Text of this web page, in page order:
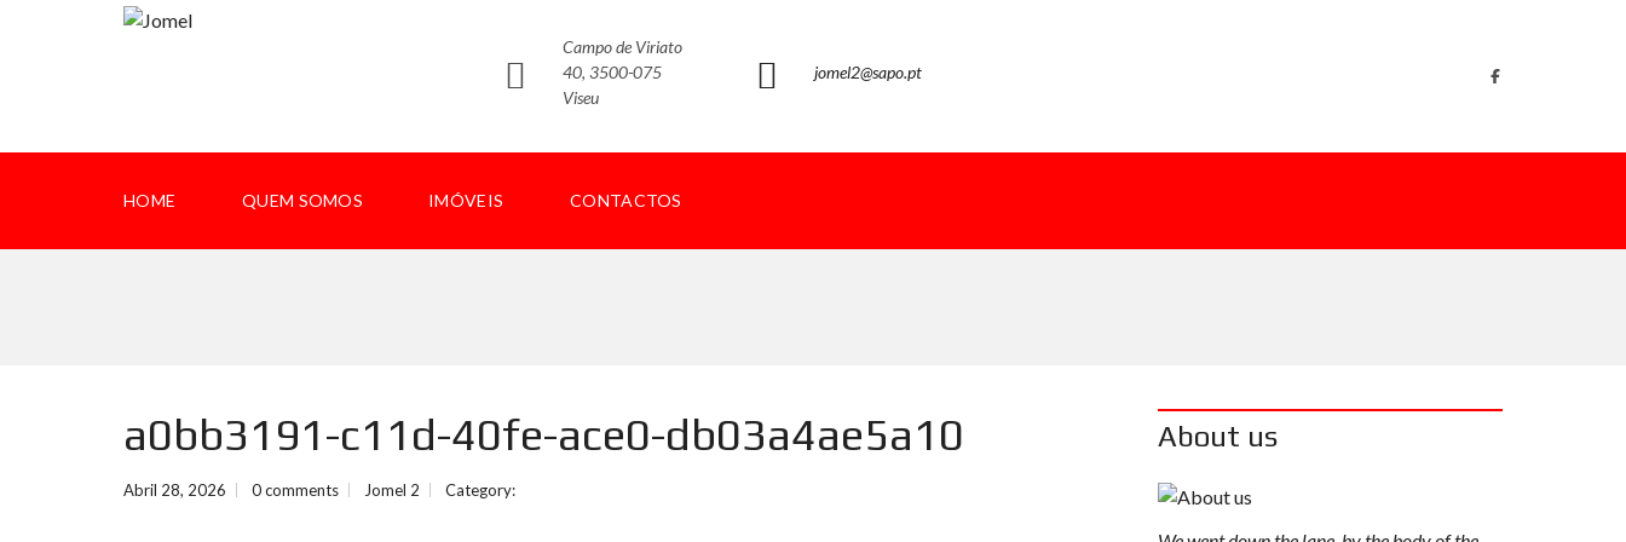
Campo de Viriato
40, 3500-075
Viseu
jomel2@sapo.pt
HOME QUEM SOMOS IMÓVEIS CONTACTOS
a0bb3191-c11d-40fe-ace0-db03a4ae5a10
Abril 28, 2026 0 comments Jomel 2 Category:
About us